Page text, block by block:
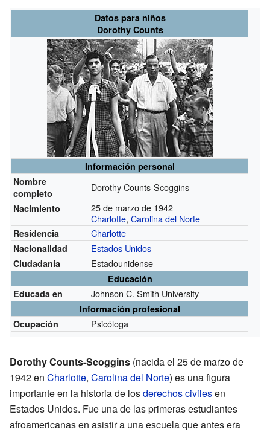
Datos para niños
Dorothy Counts
Información personal
Nombre
completo
Dorothy Counts-Scoggins
Nacimiento
25 de marzo de 1942
Charlotte,Carolina del Norte
Residencia Charlotte
Nacionalidad Estados Unidos
Ciudadanía Estadounidense
Educación
Educada en
Johnson C. Smith University
Información profesional
Ocupación
Psicóloga
Dorothy Counts-Scoggins (nacida el 25 de marzo de
1942 en Charlotte, Carolina del Norte) es una figura
importante en la historia de losderechos civilesen
Estados Unidos. Fue una de las primeras estudiantes
afroamericanas en asistir a una escuela que antes era